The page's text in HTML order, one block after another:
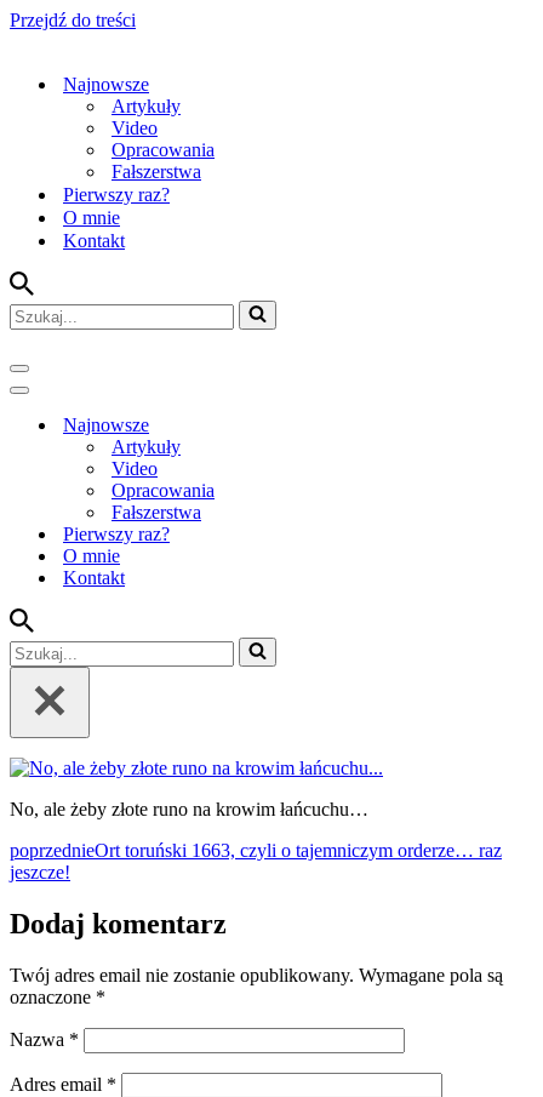
Przejdź do treści
Najnowsze
Artykuły
Video
Opracowania
Fałszerstwa
Pierwszy raz?
O mnie
Kontakt
Szukaj...
Menu
nawigacji
Menu
nawigacjiNajnowsze
Artykuły
Video
Opracowania
Fałszerstwa
Pierwszy raz?
O mnie
Kontakt
Szukaj...
No, ale żeby złote runo na krowim łańcuchu…
poprzednieOrt toruński 1663, czyli o tajemniczym orderze… raz
jeszcze!
Dodaj komentarz
Twój adres email nie zostanie opublikowany. Wymagane pola są
oznaczone *
Nazwa *
Adres email *